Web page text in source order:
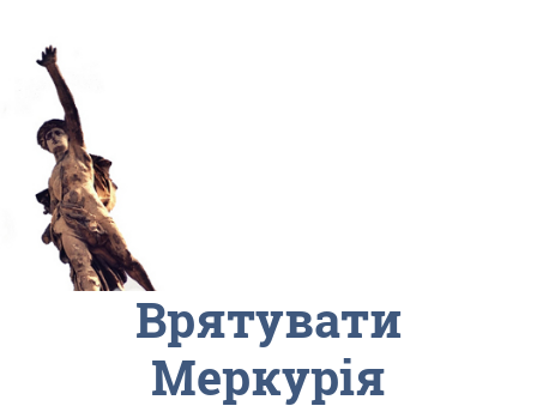
Врятувати
Меркурія